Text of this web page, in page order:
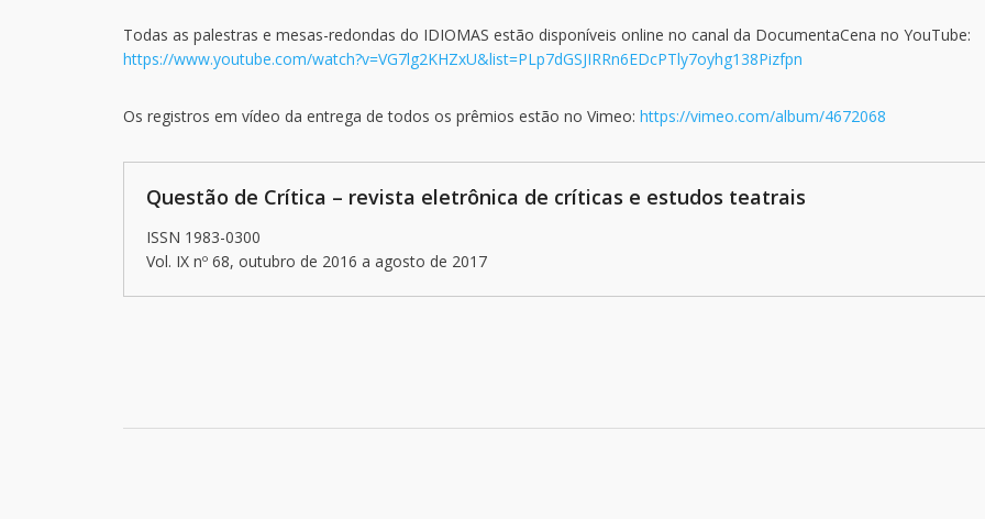
Todas as palestras e mesas-redondas do IDIOMAS estão disponíveis online no canal da DocumentaCena no YouTube:
https://www.youtube.com/watch?v=VG7lg2KHZxU&list=PLp7dGSJIRRn6EDcPTly7oyhg138Pizfpn
Os registros em vídeo da entrega de todos os prêmios estão no Vimeo: https://vimeo.com/album/4672068
Questão de Crítica – revista eletrônica de críticas e estudos teatrais
ISSN 1983-0300
Vol. IX nº 68, outubro de 2016 a agosto de 2017